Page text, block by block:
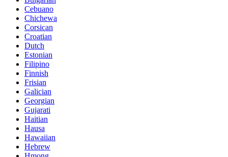
Cebuano
Chichewa
Corsican
Croatian
Dutch
Estonian
Filipino
Finnish
Frisian
Galician
Georgian
Gujarati
Haitian
Hausa
Hawaiian
Hebrew